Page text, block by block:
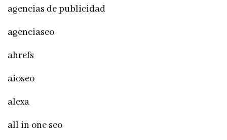
agencias de publicidad
agenciaseo
ahrefs
aioseo
alexa
all in one seo